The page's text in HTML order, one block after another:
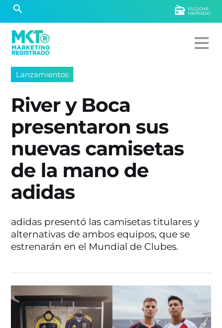
ESCUCHÁ
MKTRADIO
Lanzamientos
River y Boca
presentaron sus
nuevas camisetas
de la mano de
adidas
adidas presentó las camisetas titulares y
alternativas de ambos equipos, que se
estrenarán en el Mundial de Clubes.